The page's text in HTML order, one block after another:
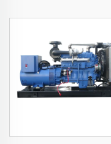
Penyejuk Udara